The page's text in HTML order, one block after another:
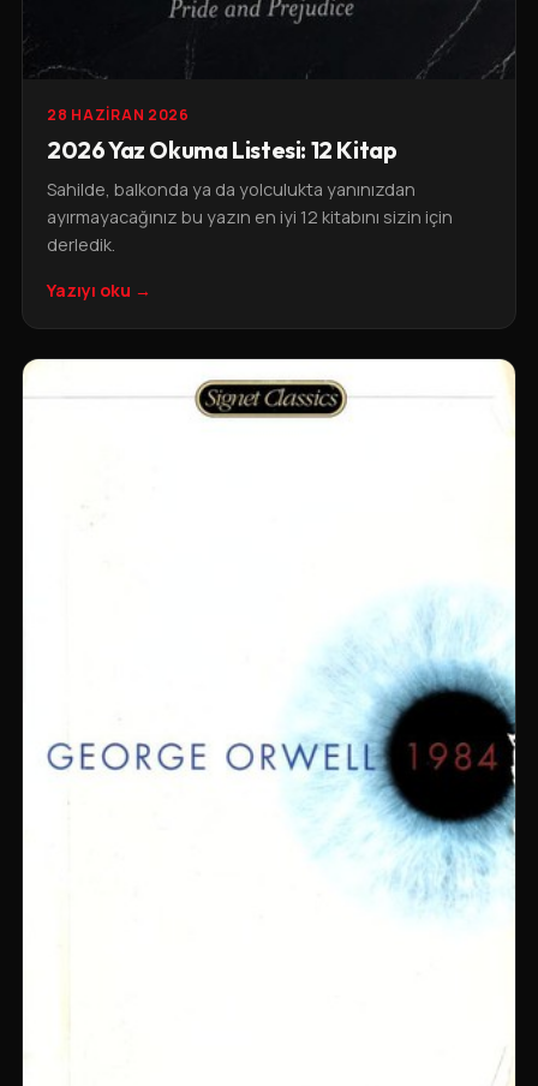
28 HAZIRAN 2026
2026 Yaz Okuma Listesi: 12 Kitap
Sahilde, balkonda ya da yolculukta yanınızdan
ayırmayacağınız bu yazın en iyi 12 kitabını sizin için
derledik.
Yazıyı oku →